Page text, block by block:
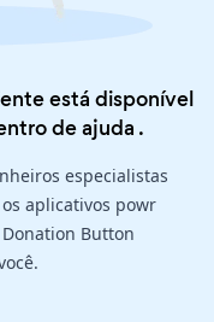
está disponível
de ajuda .
especialistas
aplicativos powr
Button